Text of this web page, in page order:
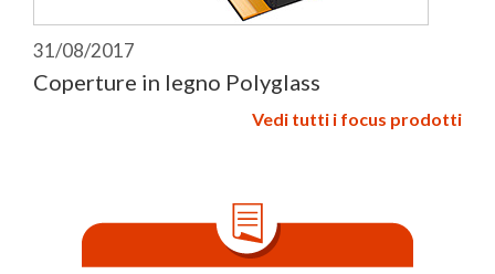
31/08/2017
Coperture in legno Polyglass
Vedi tutti i focus prodotti